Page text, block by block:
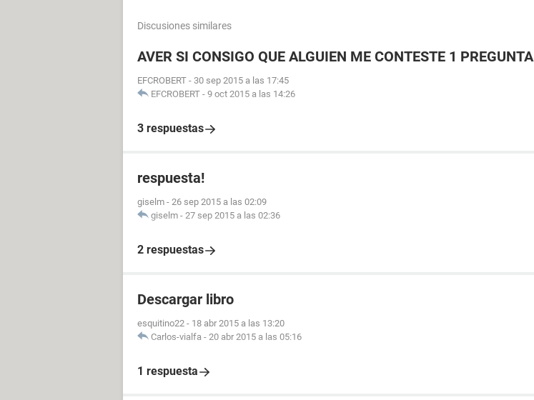
Discusiones similares
AVER SI CONSIGO QUE ALGUIEN ME CONTESTE 1 PREGUNTA
EFCROBERT - 30 sep 2015 a las 17:45
EFCROBERT - 9 oct 2015 a las 14:26
3 respuestas
respuesta!
giselm - 26 sep 2015 a las 02:09
giselm - 27 sep 2015 a las 02:36
2 respuestas
Descargar libro
esquitino22 - 18 abr 2015 a las 13:20
Carlos-vialfa - 20 abr 2015 a las 05:16
1 respuesta